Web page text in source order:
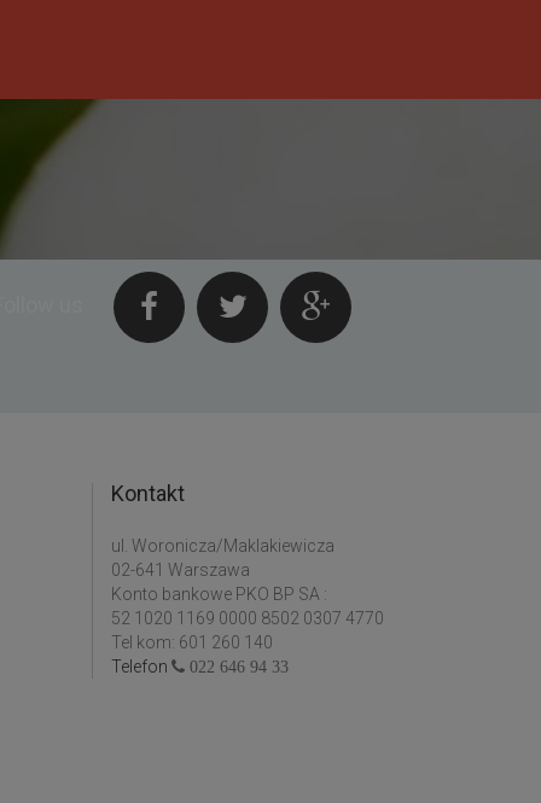
Kontakt
ul. Woronicza/Maklakiewicza
02-641 Warszawa
Konto bankowe PKO BP SA :
52 1020 1169 0000 8502 0307 4770
Tel kom: 601 260 140
Telefon
022 646 94 33